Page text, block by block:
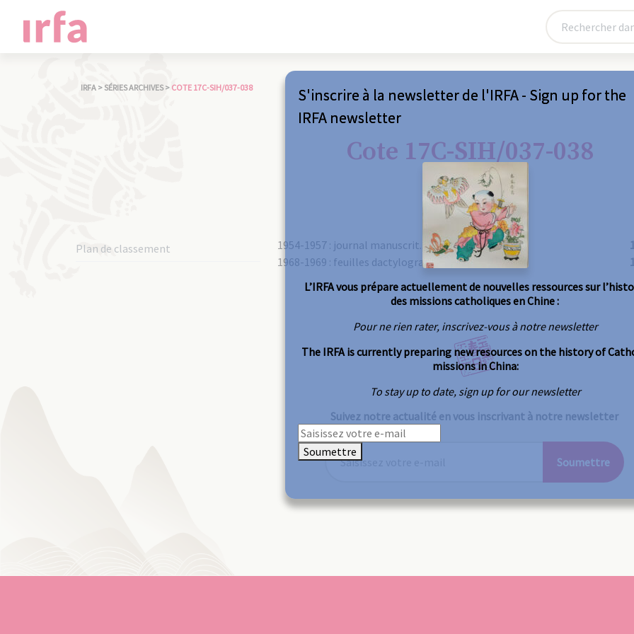
IRFA >SÉRIES ARCHIVES > COTE 17C-SIH/037-038
Cote 17C-SIH/037-038
Plan de classement
1954-1957 : journal manuscrit.
1968-1969 : feuilles dactylographiées.
Suivez notre actualité en vous inscrivant à notre newsletter
Soumettre
S'inscrire à la newsletter de l'IRFA - Sign up for the
IRFA newsletter
L’IRFA vous prépare actuellement de nouvelles ressources sur
des missions catholiques en Chine :
Pour ne rien rater, inscrivez-vous à notre newsletter
The IRFA is currently preparing new resources on the history of
missions in China:
To stay up to date, sign up for our newsletter
Soumettre